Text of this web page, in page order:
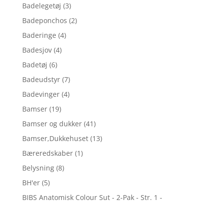
Badelegetøj (3)
Badeponchos (2)
Baderinge (4)
Badesjov (4)
Badetøj (6)
Badeudstyr (7)
Badevinger (4)
Bamser (19)
Bamser og dukker (41)
Bamser,Dukkehuset (13)
Bæreredskaber (1)
Belysning (8)
BH'er (5)
BIBS Anatomisk Colour Sut - 2-Pak - Str. 1 -